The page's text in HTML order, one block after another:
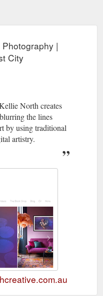
|
City
North creates
the lines
by using traditional
artistry.